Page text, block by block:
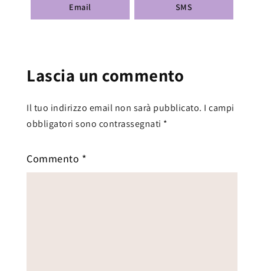
Email SMS
Lascia un commento
Il tuo indirizzo email non sarà pubblicato. I campi
obbligatori sono contrassegnati *
Commento *